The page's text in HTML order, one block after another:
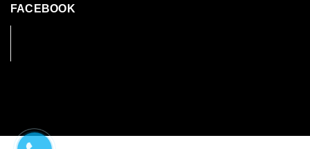
FACEBOOK